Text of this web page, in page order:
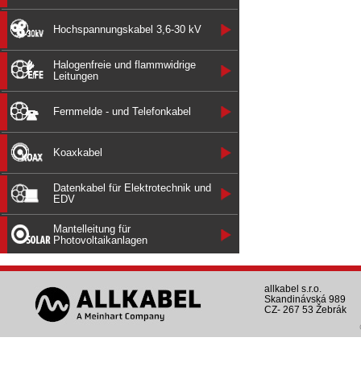
Hochspannungskabel 3,6-30 kV
Halogenfreie und flammwidrige
Leitungen
Fernmelde - und Telefonkabel
Koaxkabel
Datenkabel für Elektrotechnik und
EDV
Mantelleitung für
Photovoltaikanlagen
allkabel s.r.o.
Skandinávská 989
CZ- 267 53 Žebrák